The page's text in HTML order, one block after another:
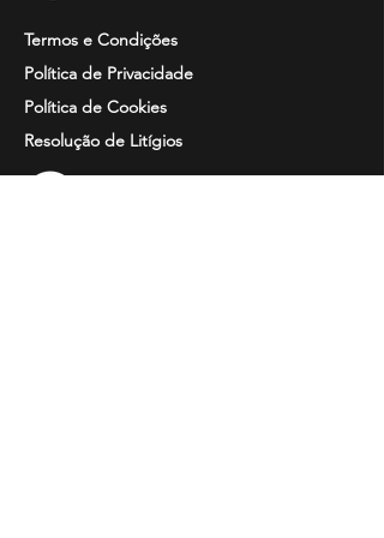
Termos e Condições
Política de Privacidade
Política de Cookies
Resolução de Litígios